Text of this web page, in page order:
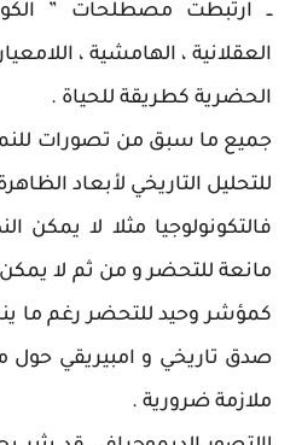
ــ ارتبطت مصطلحات ”
العقلانية ، الهامشية ،
الحضرية كطريقة للحياة .
جميع ما سبق من تصورات
للتحليل التاريخي لأبعاد
فالتكونولوجيا مثلا لا يمكن
مانعة للتحضر و من ثم لا يمكن
كمؤشر وحيد للتحضر رغم ما
صدق تاريخي و امبيريقي حول
ملازمة ضرورية .